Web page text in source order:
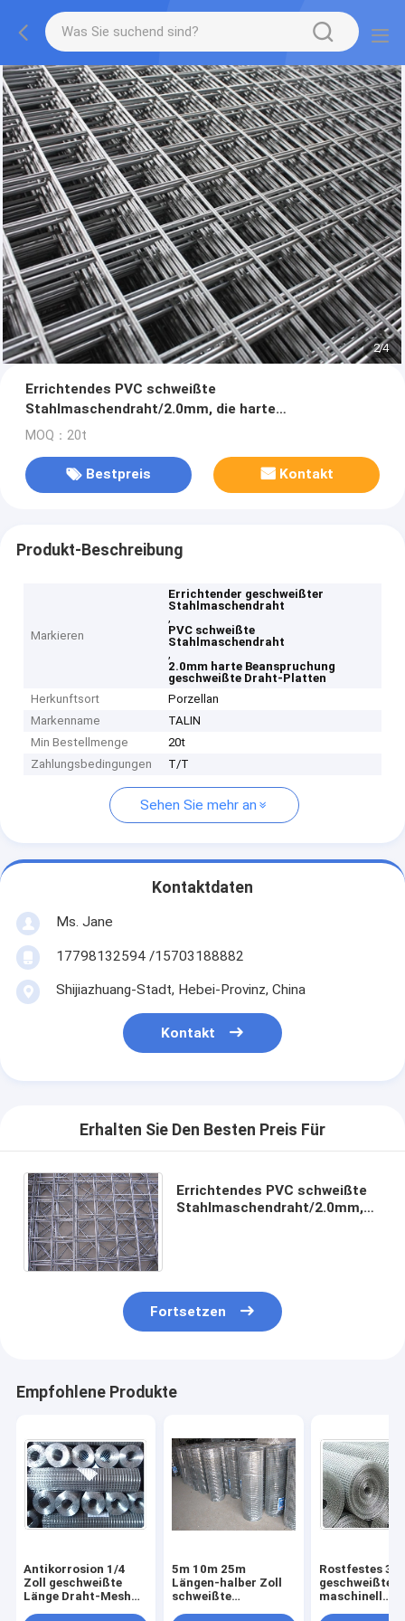
2/4
Errichtendes PVC schweißte
Stahlmaschendraht/2.0mm, die harte
Beanspruchung Draht-Platten schweißte
MOQ：20t
Bestpreis Kontakt
Produkt-Beschreibung
Markieren
Errichtender geschweißter
Stahlmaschendraht
,
PVC schweißte
Stahlmaschendraht
,
2.0mm harte Beanspruchung
geschweißte Draht-Platten
Herkunftsort
Porzellan
Markenname
TALIN
Min Bestellmenge
20t
Zahlungsbedingungen
T/T
Sehen Sie mehr an
Kontaktdaten
Ms. Jane
17798132594 /15703188882
Shijiazhuang-Stadt, Hebei-Provinz, China
Kontakt
Erhalten Sie Den Besten Preis Für
Errichtendes PVC schweißte
Stahlmaschendraht/2.0mm,
Fortsetzen
Empfohlene Produkte
Antikorrosion 1/4
Zoll geschweißte
Länge Draht-Mesh
5m 10m 25m
Längen-halber Zoll
schweißte
Rostfestes 3/
geschweißtes
maschinell